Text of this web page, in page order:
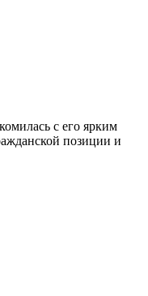
с его ярким
позиции и